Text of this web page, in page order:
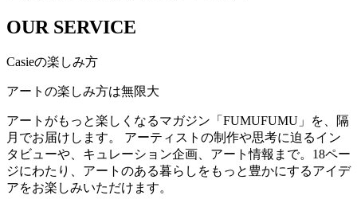
OUR SERVICE
Casieの楽しみ方
アートの楽しみ方は無限大
アートがもっと楽しくなるマガジン「FUMUFUMU」を、隔
月でお届けします。 アーティストの制作や思考に迫るイン
タビューや、キュレーション企画、アート情報まで。18ペー
ジにわたり、アートのある暮らしをもっと豊かにするアイデ
アをお楽しみいただけます。